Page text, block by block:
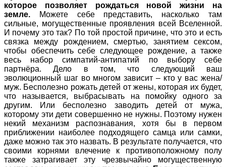
которое позволяет рождаться новой жизни на
земле. Можете себе представить, насколько там
сильные, могущественные проявления всей Вселенной.
И почему это так? По той простой причине, что это и есть
связка между рождением, смертью, занятием сексом,
чтобы обеспечить себе следующее рождение, а также
весь набор симпатий-антипатий по выбору себе
партнёра. Дело в том, что следующий ваш
эволюционный шаг во многом зависит – кто у вас жена/
муж. Бесполезно рожать детей от жены, которая их будет,
что называется, выбрасывать на помойку одного за
другим. Или бесполезно заводить детей от мужа,
которому эти дети совершенно не нужны. Поэтому нужен
некий механизм распознавания, хотя бы в первом
приближении наиболее подходящего самца или самки,
даже можно так это назвать. В результате получается, что
своими корнями влечение к противоположному полу
также затрагивает эту чрезвычайно могущественную